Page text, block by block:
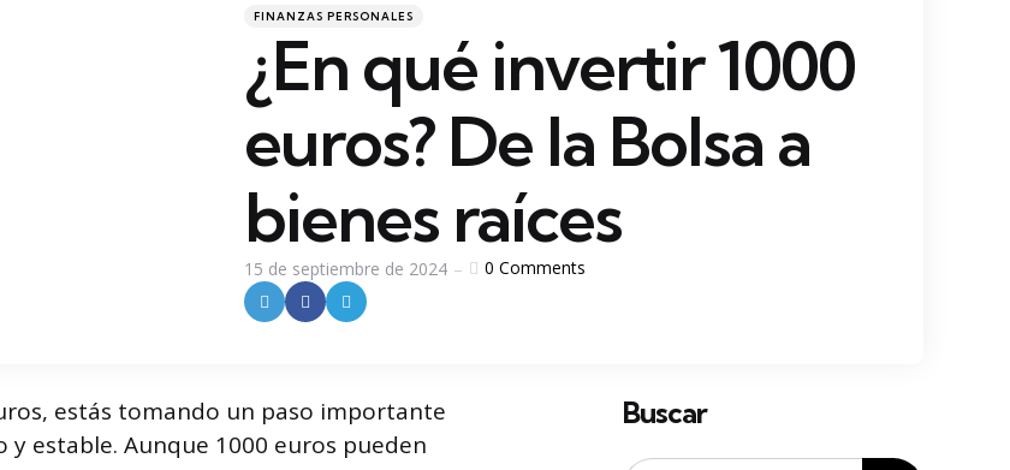
Categories
Posted
FINANZAS PERSONALES
¿En qué invertir 1000
euros? De la Bolsa a
bienes raíces
15 de septiembre de 2024 0 Comments
estás tomando un paso importante
estable. Aunque 1000 euros pueden
Buscar